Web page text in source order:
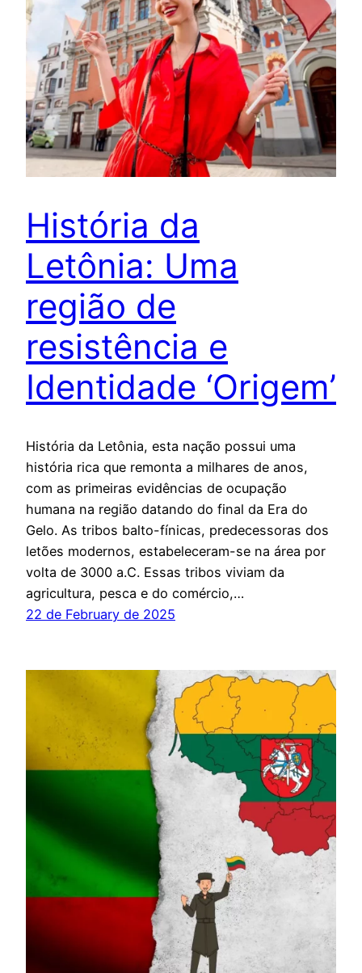
História da
Letônia: Uma
região de
resistência e
Identidade ‘Origem’
História da Letônia, esta nação possui uma
história rica que remonta a milhares de anos,
com as primeiras evidências de ocupação
humana na região datando do final da Era do
Gelo. As tribos balto-fínicas, predecessoras dos
letões modernos, estabeleceram-se na área por
volta de 3000 a.C. Essas tribos viviam da
agricultura, pesca e do comércio,…
22 de February de 2025